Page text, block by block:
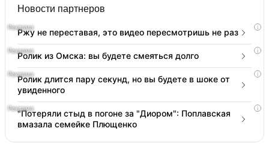
Новости партнеров
i
Ржу не переставая, это видео пересмотришь не раз
i
Ролик из Омска: вы будете смеяться долго
i
Ролик длится пару секунд, но вы будете в шоке от
увиденного
i
"Потеряли стыд в погоне за "Диором": Поплавская
вмазала семейке Плющенко